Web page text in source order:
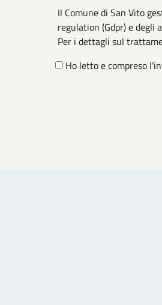
Il Comune di San Vito
regulation (Gdpr) e degli
Per i dettagli sul
Ho letto e compreso